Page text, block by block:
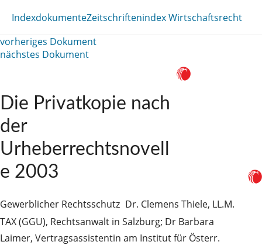
IndexdokumenteZeitschriftenindex Wirtschaftsrecht
vorheriges Dokument
nächstes Dokument
Die Privatkopie nach
der
Urheberrechtsnovell
e 2003
Gewerblicher Rechtsschutz Dr. Clemens Thiele, LL.M.
TAX (GGU), Rechtsanwalt in Salzburg; Dr Barbara
Laimer, Vertragsassistentin am Institut für Österr.